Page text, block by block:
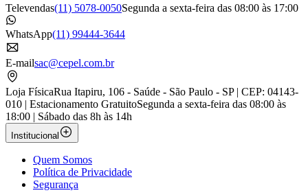
Televendas(11) 5078-0050Segunda a sexta-feira das 08:00 às 17:00
WhatsApp(11) 99444-3644
E-mailsac@cepel.com.br
Loja FísicaRua Itapiru, 106 - Saúde - São Paulo - SP | CEP: 04143-
010 | Estacionamento GratuitoSegunda a sexta-feira das 08:00 às
18:00 | Sábado das 8h às 14h
Institucional
Quem Somos
Política de Privacidade
Segurança